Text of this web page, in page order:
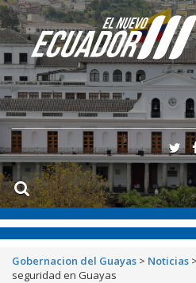
Gobernacion del Guayas > Noticias >
seguridad en Guayas